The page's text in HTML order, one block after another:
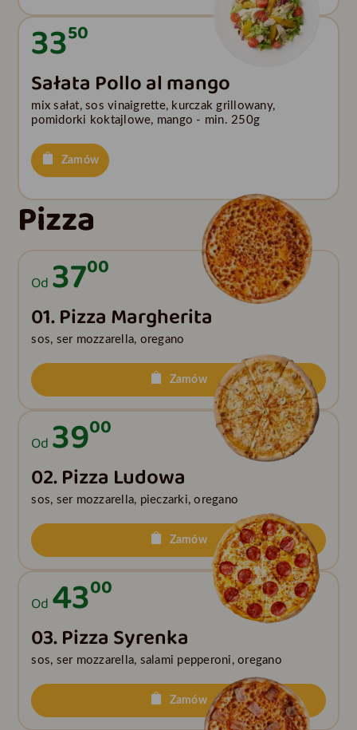
3350
Sałata Pollo al mango
mix sałat, sos vinaigrette, kurczak grillowany,
pomidorki koktajlowe, mango - min. 250g
Zamów
Pizza
Od 3700
01. Pizza Margherita
sos, ser mozzarella, oregano
Zamów
Od 3900
02. Pizza Ludowa
sos, ser mozzarella, pieczarki, oregano
Zamów
Od 4300
03. Pizza Syrenka
sos, ser mozzarella, salami pepperoni, oregano
Zamów